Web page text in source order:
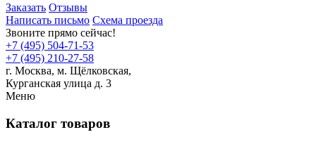
Заказать Отзывы
Написать письмо Схема проезда
Звоните прямо сейчас!
+7 (495) 504-71-53
+7 (495) 210-27-58
г. Москва, м. Щёлковская,
Курганская улица д. 3
Меню
Каталог товаров